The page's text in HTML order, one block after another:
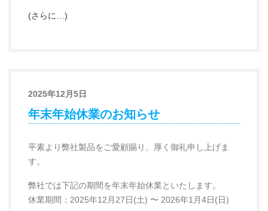
(さらに…)
2025年12月5日
年末年始休業のお知らせ
平素より弊社製品をご愛顧賜り、厚く御礼申し上げま
す。
弊社では下記の期間を年末年始休業といたします。
休業期間：2025年12月27日(土) 〜 2026年1月4日(日)